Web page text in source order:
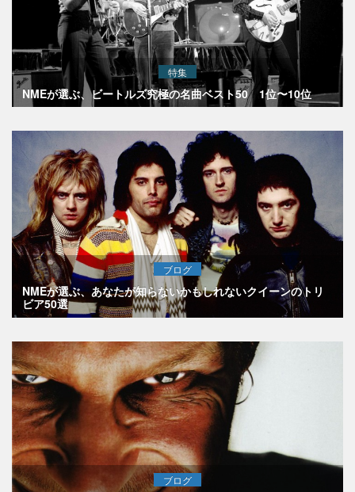
特集
NMEが選ぶ、ビートルズ究極の名曲ベスト50 1位〜10位
ブログ
NMEが選ぶ、あなたが知らないかもしれないクイーンのトリ
ビア50選
ブログ